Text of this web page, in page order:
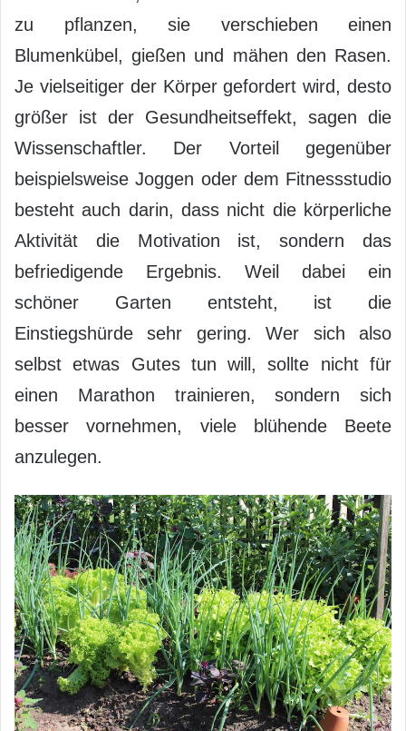
zu pflanzen, sie verschieben einen
Blumenkübel, gießen und mähen den Rasen.
Je vielseitiger der Körper gefordert wird, desto
größer ist der Gesundheitseffekt, sagen die
Wissenschaftler. Der Vorteil gegenüber
beispielsweise Joggen oder dem Fitnessstudio
besteht auch darin, dass nicht die körperliche
Aktivität die Motivation ist, sondern das
befriedigende Ergebnis. Weil dabei ein
schöner Garten entsteht, ist die
Einstiegshürde sehr gering. Wer sich also
selbst etwas Gutes tun will, sollte nicht für
einen Marathon trainieren, sondern sich
besser vornehmen, viele blühende Beete
anzulegen.